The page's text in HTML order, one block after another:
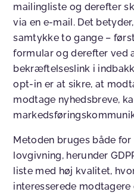
mailingliste og derefter
via en e-mail. Det
samtykke to gange –
formular og derefter ved
bekræftelseslink i
opt-in er at sikre, at
modtage nyhedsbreve,
Metoden bruges både
lovgivning, herunder
liste med høj kvalitet,
interesserede modtagere